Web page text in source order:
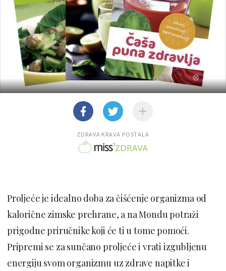
ZDRAVA KRAVA POSTALA
Proljeće je idealno doba za čišćenje organizma od
kalorične zimske prehrane, a na Mondu potraži
prigodne priručnike koji će ti u tome pomoći.
Pripremi se za sunčano proljeće i vrati izgubljenu
energiju svom organizmu uz zdrave napitke i